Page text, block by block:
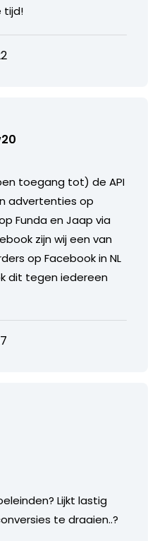
tijd!
toegang tot) de API
advertenties op
Funda en Jaap via
zijn wij een van
op Facebook in NL
dit tegen iedereen
Lijkt lastig
te draaien..?